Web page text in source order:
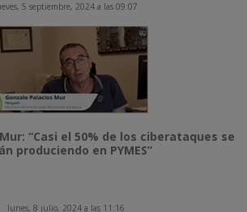
5 septiembre, 2024 a las 09:07
“Casi el 50% de los ciberataques se
produciendo en PYMES”
lunes, 8 julio, 2024 a las 11:16